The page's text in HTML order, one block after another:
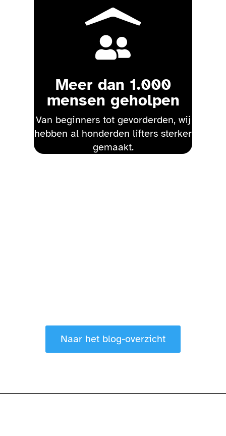

Meer dan 1.000
mensen geholpen
Van beginners tot gevorderden, wij
hebben al honderden lifters sterker
gemaakt.
Naar het blog-overzicht